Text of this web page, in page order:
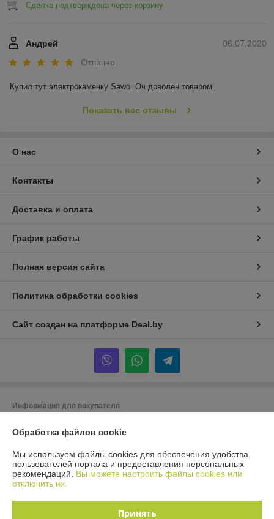
Сделка подтверждена через корзину
06.07.2020
Андрей
Отлично
Купил тут электрокаменку Sawo. Оч доволен товаром.
Показать все отзывы
О нас
Контакты
Доставка и оплата
График работы
Полная версия сайта
Политика обработки cookies
Сайт создан на платформе Deal.by
Информация для покупателя
Орландо»
(офис 3д)
Регистрационный номер ЕГР: 193951532
Регистрационный орган: Минский горисполком
Обработка файлов cookie
Мы используем файлы cookies для обеспечения удобства
пользователей портала и предоставления персональных
рекомендаций. Вы можете настроить файлы cookies или
отключить их.
Принять